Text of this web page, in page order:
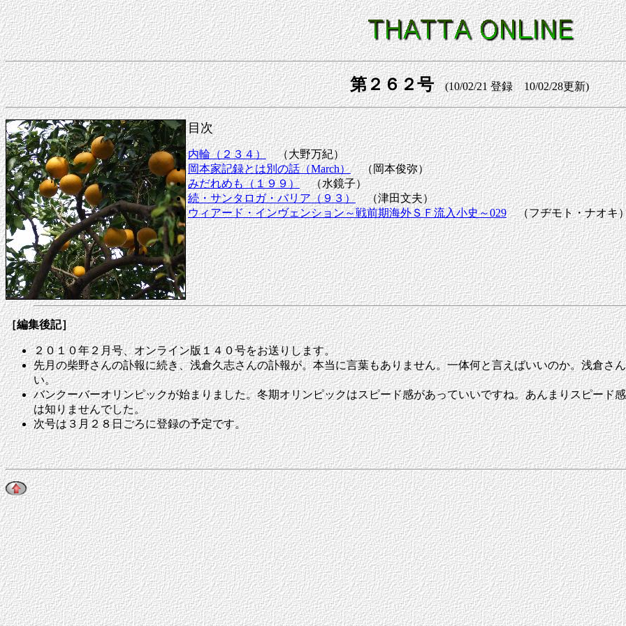
第２６２号(10/02/21 登録 10/02/28更新)
目次
内輪（２３４）（大野万紀）
岡本家記録とは別の話（March）（岡本俊弥）
みだれめも（１９９）（水鏡子）
続・サンタロガ・バリア（９３）（津田文夫）
ウィアード・インヴェンション～戦前期海外ＳＦ流入小史～029（フヂモト・ナオキ
［編集後記］
２０１０年２月号、オンライン版１４０号をお送りします。
先月の柴野さんの訃報に続き、浅倉久志さんの訃報が。本当に言葉もありません。一体何と言えばいいのか。浅倉さ
い。
バンクーバーオリンピックが始まりました。冬期オリンピックはスピード感があっていいですね。あんまりスピード
は知りませんでした。
次号は３月２８日ごろに登録の予定です。